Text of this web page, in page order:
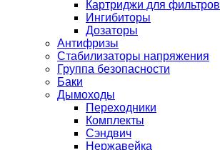
Картриджи для фильтров
Ингибиторы
Дозаторы
Антифризы
Стабилизаторы напряжения
Группа безопасности
Баки
Дымоходы
Переходники
Комплекты
Сэндвич
Нержавейка